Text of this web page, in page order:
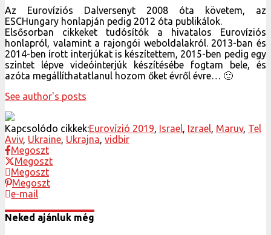
Az Eurovíziós Dalversenyt 2008 óta követem, az
ESCHungary honlapján pedig 2012 óta publikálok.
Elsősorban cikkeket tudósítók a hivatalos Eurovíziós
honlapról, valamint a rajongói weboldalakról. 2013-ban és
2014-ben írott interjúkat is készítettem, 2015-ben pedig egy
szintet lépve videóinterjúk készítésébe fogtam bele, és
azóta megállíthatatlanul hozom őket évről évre… 🙂
See author's posts
Kapcsolódo cikkek:Eurovízió 2019 Israel Izrael Maruv, Tel
Aviv, Ukraine Ukrajna vidbir
Megoszt
Megoszt
Megoszt
Megoszt
e-mail
Neked ajánluk még